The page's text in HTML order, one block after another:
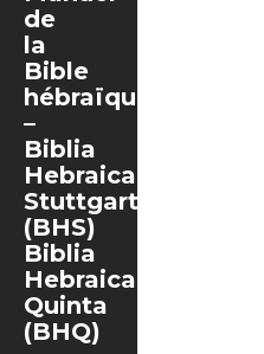
de
la
Bible
hébraïque
–
Biblia
Hebraica
Stuttgartensia
(BHS)
Biblia
Hebraica
Quinta
(BHQ)